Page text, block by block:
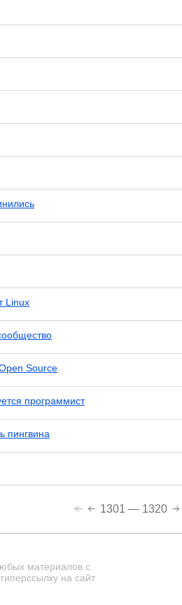
Linux
Source
программист
пингвина
1301 — 1320
материалов с
на сайт